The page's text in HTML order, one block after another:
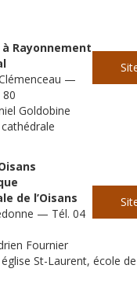
Rayonnement
—
80
Goldobine
de l’Oisans
— Tél. 04
Fournier
St-Laurent, école